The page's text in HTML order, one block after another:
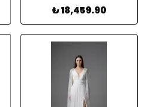
₺ 18,459.90